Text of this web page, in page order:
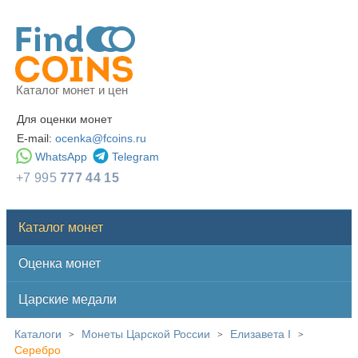
Каталог монет и цен
Для оценки монет
E-mail: ocenka@fcoins.ru
WhatsApp
Telegram
+7 995777 44 15
Каталог монет
Оценка монет
Царские медали
Каталоги > Монеты Царской России > Елизавета I >
Серебро